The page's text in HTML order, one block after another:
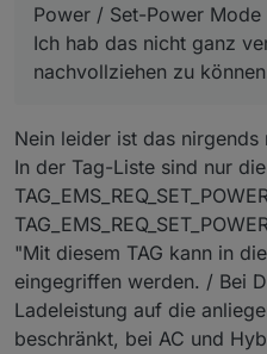
Power / Set-Power
Ich hab das nicht ganz
nachvollziehen zu
Nein leider ist das
In der Tag-Liste sind nur
"Mit diesem TAG kann in
eingegriffen werden. / Bei
Ladeleistung auf die
beschränkt, bei AC und